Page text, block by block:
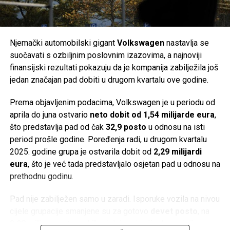
godina gotovo učetverostručeni, ali je širenje finansirano
velikim zaduživanjem i milijunskim investicijama,
Problemi su postali vidljivi već 2022. godine. Kompanija je
postala previše zavisna od Applea, dok su inflacija,
usporavanje svjetske ekonomije, slabija potražnja za
poremećaji u lancima snabdijevanja dodatno pogoršali
poslovanje.
Istovremeno, Vartine baterije za električna vozila nisu
ostvarile očekivani tržišni uspjeh. Njihov jedini poznati
kupac bio jePorsche, a proizvod je ostao ograničen na
manji segment hibridnih automobila.
Ima li Varta budućnost?
zdravstvo, posebno nakon obilnih kiša, kada postoji veća
mogućnost privremenog mikrobiološkog onečišćenja mora.
Share Post
Share
Tweet Share
Mail
Njemački automobilski gigant Volkswagennastavlja se
suočavati s ozbiljnim poslovnim izazovima, a najnoviji
finansijski rezultati pokazuju da je kompanija zabilježila još
jedan značajan pad dobiti u drugom kvartalu ove godine.
Prema objavljenim podacima, Volkswagen je u periodu od
aprila do juna ostvario neto dobit od 1,54 milijarde eura,
što predstavlja pad od čak 32,9 posto u odnosu na isti
period prošle godine. Poređenja radi, u drugom kvartalu
2025. godine grupa je ostvarila dobit od 2,29 milijardi
eura, što je već tada predstavljalo osjetan pad u odnosu na
prethodnu godinu.
Pad nije zabilježen samo u zaradi. Isporuke vozila na nivou
2,08 miliona automobila, dok je najveći udarac došao s